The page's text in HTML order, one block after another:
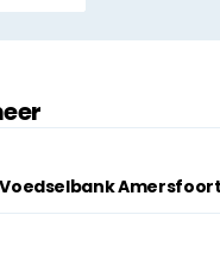
Voedselbank